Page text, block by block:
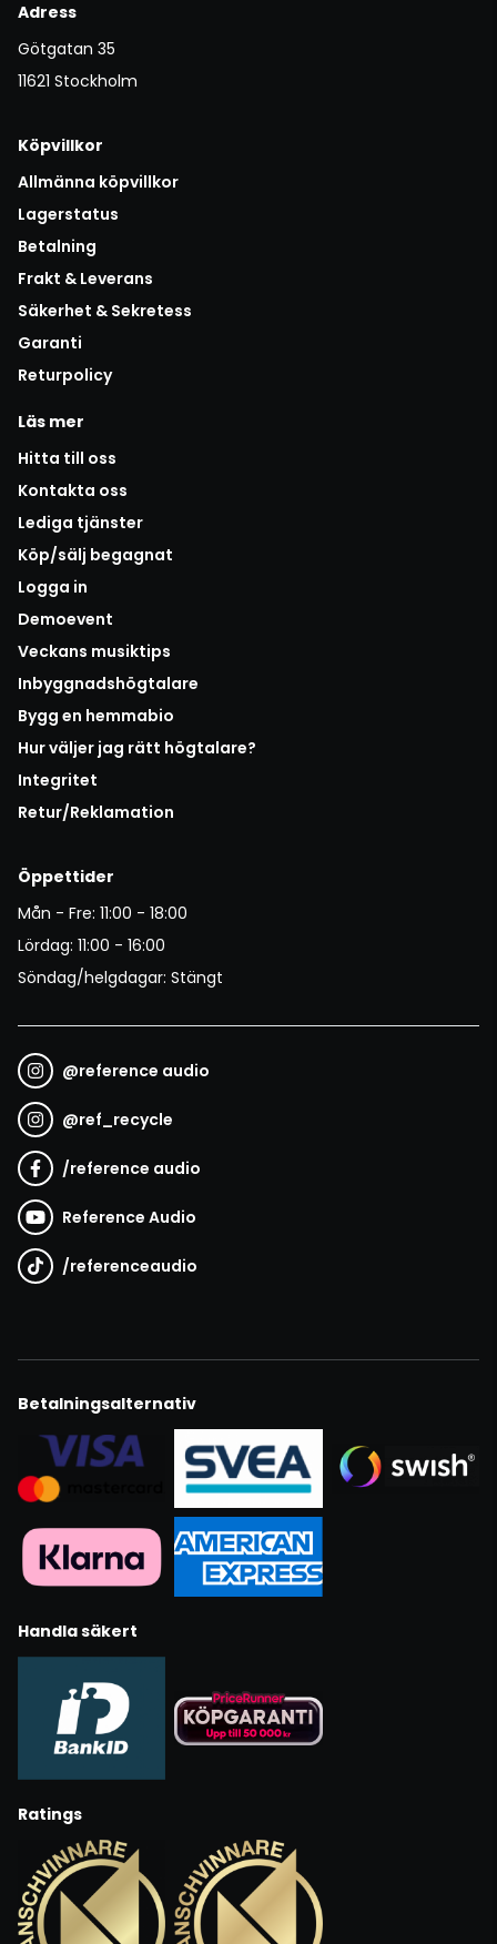
Adress
Götgatan 35
11621 Stockholm
Köpvillkor
Allmänna köpvillkor
Lagerstatus
Betalning
Frakt & Leverans
Säkerhet & Sekretess
Garanti
Returpolicy
Läs mer
Hitta till oss
Kontakta oss
Lediga tjänster
Köp/sälj begagnat
Logga in
Demoevent
Veckans musiktips
Inbyggnadshögtalare
Bygg en hemmabio
Hur väljer jag rätt högtalare?
Integritet
Retur/Reklamation
Öppettider
Mån - Fre: 11:00 - 18:00
Lördag: 11:00 - 16:00
Söndag/helgdagar: Stängt
@reference audio
@ref_recycle
/reference audio
Reference Audio
/referenceaudio
Betalningsalternativ
Handla säkert
Ratings